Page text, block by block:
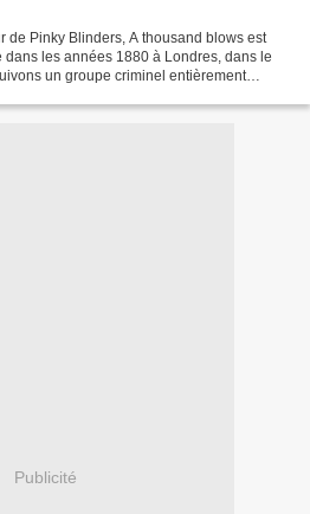
de Pinky Blinders, A thousand blows est
les années 1880 à Londres, dans le
un groupe criminel entièrement
Publicité